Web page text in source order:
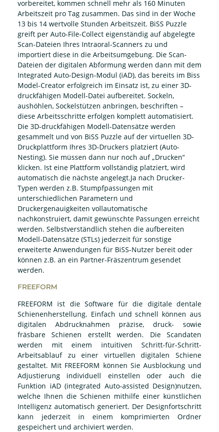
vorbereitet, kommen schnell mehr als 160 Minuten
Arbeitszeit pro Tag zusammen. Das sind in der Woche
13 bis 14 wertvolle Stunden Arbeitszeit. BiSS Puzzle
greift per Auto-File-Collect eigenständig auf abgelegte
Scan-Dateien Ihres Intraoral-Scanners zu und
importiert diese in die Arbeitsumgebung. Die Scan-
Dateien der digitalen Abformung werden dann mit dem
Integrated Auto-Design-Modul (iAD), das bereits im Biss
Model-Creator erfolgreich im Einsatz ist, zu einer 3D-
druckfähigen Modell-Datei aufbereitet. Sockeln,
aushöhlen, Sockelstützen anbringen, beschriften –
diese Arbeitsschritte erfolgen komplett automatisiert.
Die 3D-druckfähigen Modell-Datensätze werden
gesammelt und von BiSS Puzzle auf der virtuellen 3D-
Druckplattform Ihres 3D-Druckers platziert (Auto-
Nesting). Sie müssen dann nur noch auf „Drucken“
klicken. Ist eine Plattform vollständig platziert, wird
automatisch die nächste angelegt.Ja nach Drucker-
Typen werden z.B. Stumpfpassungen mit
unterschiedlichen Parametern und
Druckergenauigkeiten vollautomatische
nachkonstruiert, damit gewünschte Passungen erreicht
werden. Selbstverständlich stehen die aufbereiten
Modell-Datensätze (STLs) jederzeit für sonstige
erweiterte Anwendungen für BiSS-Nutzer bereit oder
können z.B. an ein Partner-Fräszentrum gesendet
werden.
FREEFORM
FREEFORM ist die Software für die digitale dentale
Schienenherstellung. Einfach und schnell können aus
digitalen Abdrucknahmen präzise, druck- sowie
fräsbare Schienen erstellt werden. Die Scandaten
werden mit einem intuitiven Schritt-für-Schritt-
Arbeitsablauf zu einer virtuellen digitalen Schiene
gestaltet. Mit FREEFORM können Sie Ausblockung und
Adjustierung individuell einstellen oder auch die
Funktion iAD (integrated Auto-assisted Design)nutzen,
welche Ihnen die Schienen mithilfe einer künstlichen
Intelligenz automatisch generiert. Der Designfortschritt
kann jederzeit in einem komprimierten Ordner
gespeichert und archiviert werden.